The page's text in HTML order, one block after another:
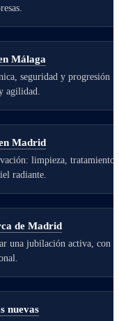
Málaga
seguridad y progresión
agilidad.
Madrid
limpieza, tratamiento
radiante.
de Madrid
una jubilación activa, con
nuevas